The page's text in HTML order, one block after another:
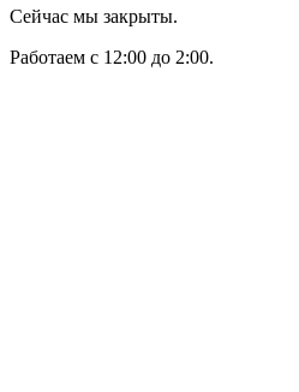
Сейчас мы закрыты.
Работаем с 12:00 до 2:00.